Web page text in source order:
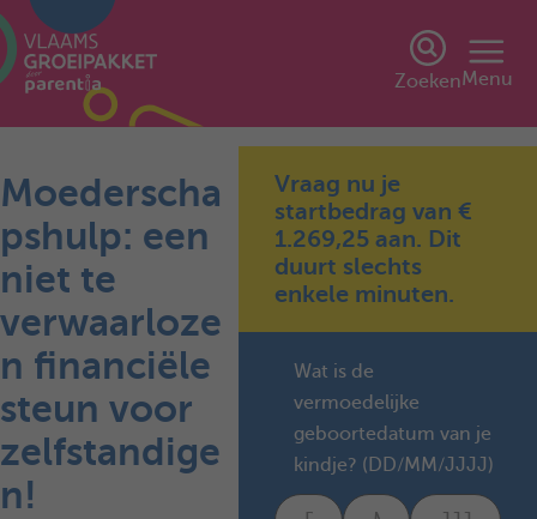
ZoekenMenu
Moederscha
pshulp: een
niet te
verwaarloze
n financiële
steun voor
zelfstandige
n!
Vraag nu je
startbedrag van €
1.269,25 aan. Dit
duurt slechts
enkele minuten.
Wat is de
vermoedelijke
geboortedatum van je
kindje? (DD/MM/JJJJ)